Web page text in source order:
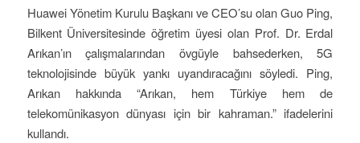
Huawei Yönetim Kurulu Başkanı ve CEO’su olan Guo Ping,
Bilkent Üniversitesinde öğretim üyesi olan Prof. Dr. Erdal
Arıkan’ın çalışmalarından övgüyle bahsederken, 5G
teknolojisinde büyük yankı uyandıracağını söyledi. Ping,
Arıkan hakkında “Arıkan, hem Türkiye hem de
telekomünikasyon dünyası için bir kahraman.” ifadelerini
kullandı.